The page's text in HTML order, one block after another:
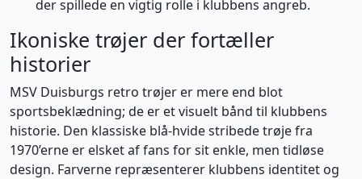
der spillede en vigtig rolle i klubbens angreb.
Ikoniske trøjer der fortæller
historier
MSV Duisburgs retro trøjer er mere end blot
sportsbeklædning; de er et visuelt bånd til klubbens
historie. Den klassiske blå-hvide stribede trøje fra
1970’erne er elsket af fans for sit enkle, men tidløse
design. Farverne repræsenterer klubbens identitet og